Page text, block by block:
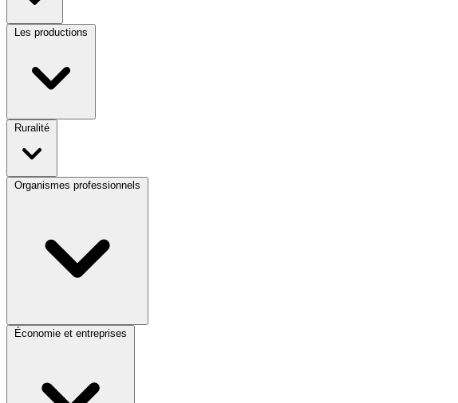
Les productions
Ruralité
Organismes professionnels
Économie et entreprises